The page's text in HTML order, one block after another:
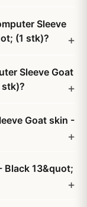
Sleeve
(1 stk)?
Sleeve Goat
Goat skin -
Black 13&quot;